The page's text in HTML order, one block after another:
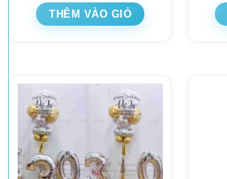
THÊM VÀO GIỎ